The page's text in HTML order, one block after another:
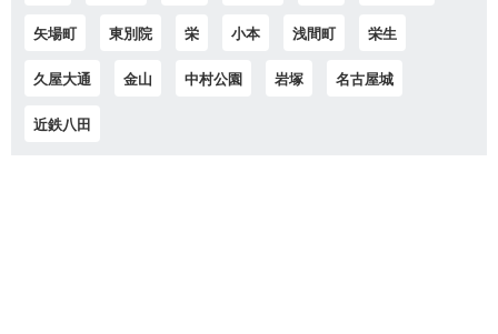
矢場町 東別院 栄 小本 浅間町 栄生
久屋大通 金山 中村公園 岩塚 名古屋城
近鉄八田